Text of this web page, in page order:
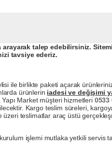
arayarak talep edebilirsiniz.
tavsiye ederiz.
ile birlikte paketi açarak
ürünlerin iadesi ve değişimi
Market müşteri hizmetleri 0533
Kargo teslim süreleri,
üzeri teslimatlar araç üstü
işlemi mutlaka yetkili servis